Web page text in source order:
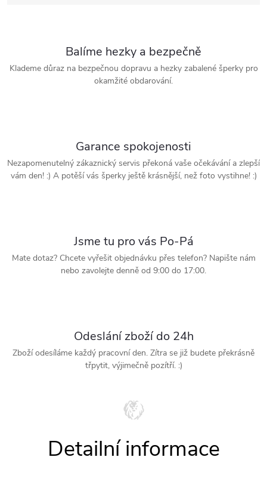
Balíme hezky a bezpečně
Klademe důraz na bezpečnou dopravu a hezky zabalené šperky pro
okamžité obdarování.
Garance spokojenosti
Nezapomenutelný zákaznický servis překoná vaše očekávání a zlepší
vám den! :) A potěší vás šperky ještě krásnější, než foto vystihne! :)
Jsme tu pro vás Po-Pá
Mate dotaz? Chcete vyřešit objednávku přes telefon? Napište nám
nebo zavolejte denně od 9:00 do 17:00.
Odeslání zboží do 24h
Zboží odesíláme každý pracovní den. Zítra se již budete překrásně
třpytit, výjimečně pozítří. :)